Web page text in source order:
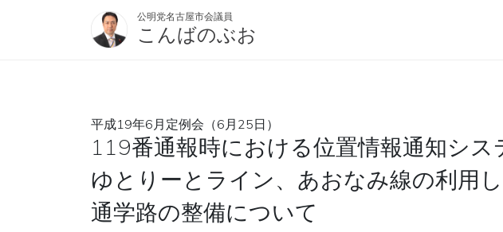
公明党名古屋市会議員
こんばのぶお
平成19年6月定例会（6月25日）
119番通報時における位置情報通知シス
ゆとりーとライン、あおなみ線の利用
通学路の整備について